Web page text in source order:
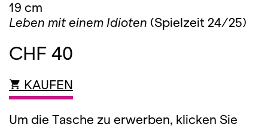
19 cm
Leben mit einem Idioten (Spielzeit 24/25)
CHF 40
KAUFEN
Um die Tasche zu erwerben, klicken Sie